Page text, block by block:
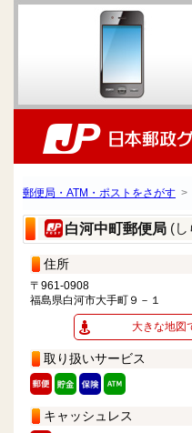
郵便局・ATM・ポストをさがす >
白河中町郵便局 (し
住所
〒961-0908
福島県白河市大手町９－１
大きな地図
取り扱いサービス
キャッシュレス